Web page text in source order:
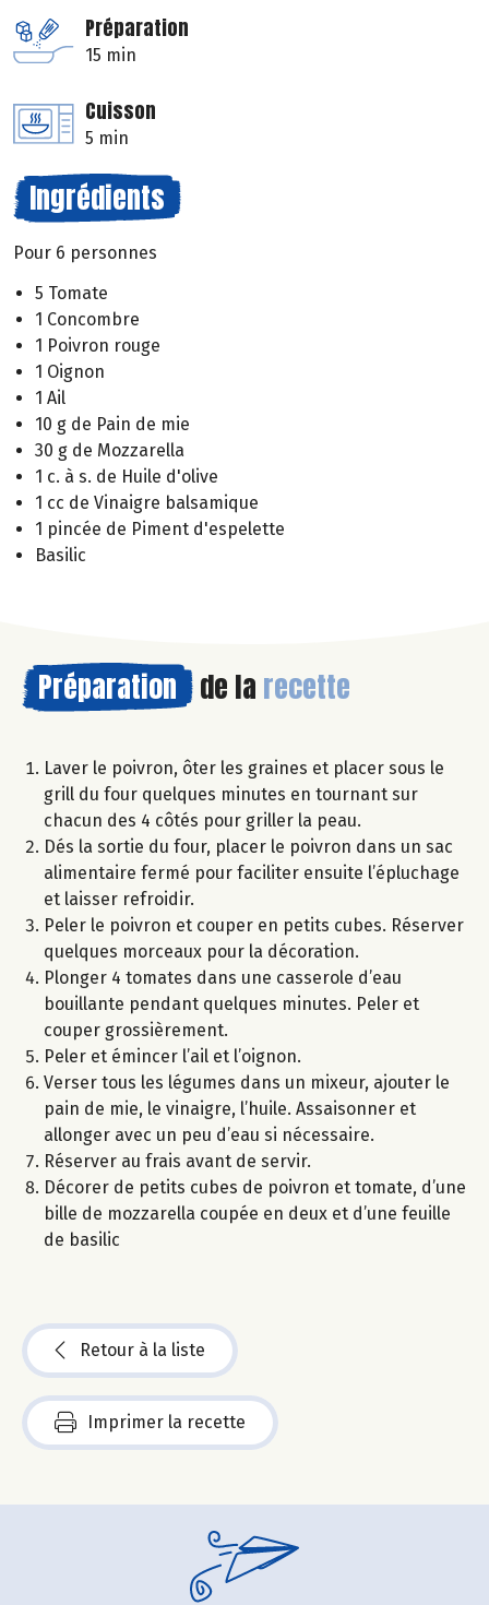
Préparation
15 min
Cuisson
5 min
Ingrédients
Pour 6 personnes
5 Tomate
1 Concombre
1 Poivron rouge
1 Oignon
1 Ail
10 g de Pain de mie
30 g de Mozzarella
1 c. à s. de Huile d'olive
1 cc de Vinaigre balsamique
1 pincée de Piment d'espelette
Basilic
Préparation de la recette
Laver le poivron, ôter les graines et placer sous le
grill du four quelques minutes en tournant sur
chacun des 4 côtés pour griller la peau.
Dés la sortie du four, placer le poivron dans un sac
alimentaire fermé pour faciliter ensuite l’épluchage
et laisser refroidir.
Peler le poivron et couper en petits cubes. Réserver
quelques morceaux pour la décoration.
Plonger 4 tomates dans une casserole d’eau
bouillante pendant quelques minutes. Peler et
couper grossièrement.
Peler et émincer l’ail et l’oignon.
Verser tous les légumes dans un mixeur, ajouter le
pain de mie, le vinaigre, l’huile. Assaisonner et
allonger avec un peu d’eau si nécessaire.
Réserver au frais avant de servir.
Décorer de petits cubes de poivron et tomate, d’une
bille de mozzarella coupée en deux et d’une feuille
de basilic
Retour à la liste
Imprimer la recette